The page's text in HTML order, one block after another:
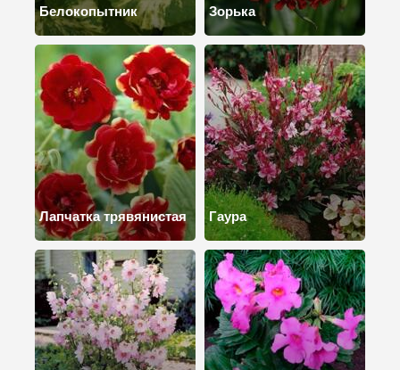
Белокопытник Зорька
Лапчатка трявянистая Гаура